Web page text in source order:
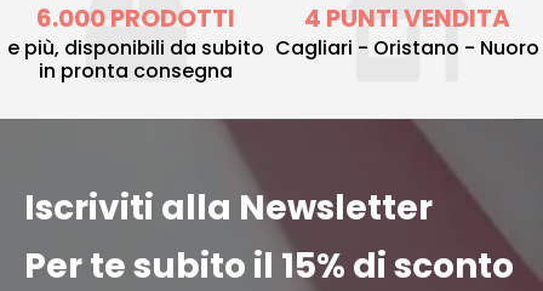
6.000 PRODOTTI
e più, disponibili da subito
in pronta consegna
4 PUNTI VENDITA
Cagliari - Oristano - Nuoro
Iscriviti alla Newsletter
Per te subito il 15% di sconto